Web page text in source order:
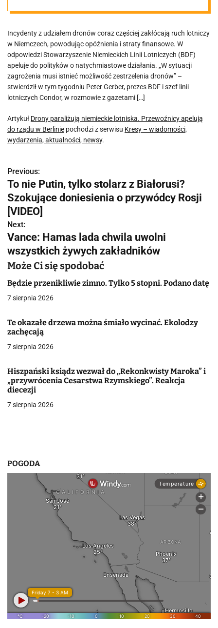
Przewoźnicy
apelują do
rządu w
Berlinie
Incydenty z udziałem dronów coraz częściej zakłócają ruch lotniczy
w Niemczech, powodując opóźnienia i straty finansowe. W
odpowiedzi Stowarzyszenie Niemieckich Linii Lotniczych (BDF)
apeluje do polityków o natychmiastowe działania. „W sytuacji
zagrożenia musi istnieć możliwość zestrzelenia dronów” –
stwierdził w tym tygodniu Peter Gerber, prezes BDF i szef linii
lotniczych Condor, w rozmowie z gazetami […]
Artykuł Drony paraliżują niemieckie lotniska. Przewoźnicy apelują
do rządu w Berlinie pochodzi z serwisu Kresy – wiadomości,
wydarzenia, aktualności, newsy.
N
a
w
i
g
a
c
j
a
w
i
s
Previous:
To nie Putin, tylko stolarz z Białorusi?
Szokujące doniesienia o przywódcy Rosji
[VIDEO]
Next:
Vance: Hamas lada chwila uwolni
wszystkich żywych zakładników
Może Ci się spodobać
Będzie przenikliwie zimno. Tylko 5 stopni. Podano datę
7 sierpnia 2026
Te okazałe drzewa można śmiało wycinać. Ekolodzy
zachęcają
7 sierpnia 2026
Hiszpański ksiądz wezwał do „Rekonkwisty Maroka” i
„przywrócenia Cesarstwa Rzymskiego”. Reakcja
diecezji
7 sierpnia 2026
POGODA